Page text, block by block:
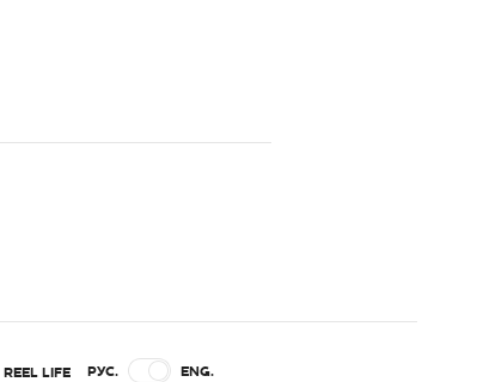
REEL LIFE РУС. ENG.